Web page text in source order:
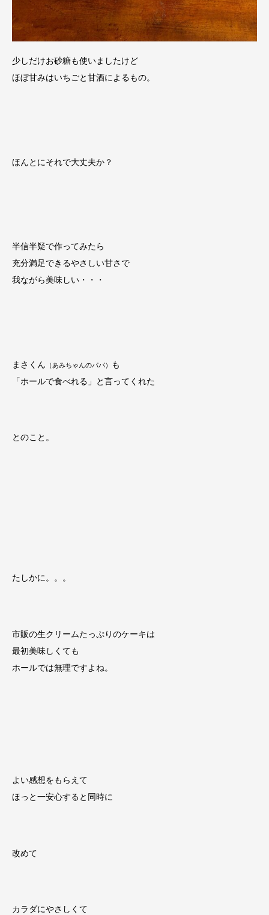
少しだけお砂糖も使いましたけど
ほぼ甘みはいちごと甘酒によるもの。
ほんとにそれで大丈夫か？
半信半疑で作ってみたら
充分満足できるやさしい甘さで
我ながら美味しい・・・
まさくん （あみちゃんのパパ）
も
「ホールで食べれる」と言ってくれた
とのこと。
たしかに。。。
市販の生クリームたっぷりのケーキは
最初美味しくても
ホールでは無理ですよね。
よい感想をもらえて
ほっと一安心すると同時に
改めて
カラダにやさしくて